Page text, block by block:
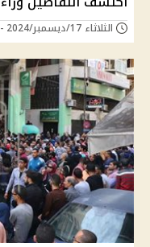
الثلاثاء 17/ديسمبر/2024 - 11:25 م